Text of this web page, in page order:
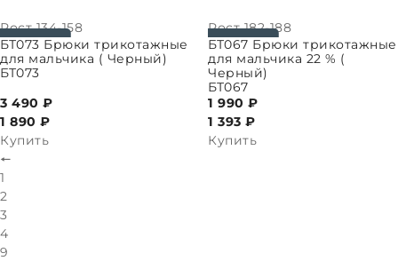
Рост 134-158
БТ073 Брюки трикотажные
для мальчика ( Черный)
БТ073
3 490 ₽
1 890 ₽
Купить
Рост 182-188
ВЫБРАТЬ ПАРАМЕТРЫБТ067 Брюки трикотажные
для мальчика 22 % (
Черный)
БТ067
1 990 ₽
1 393 ₽
Купить
🠔
1
2
3
4
9